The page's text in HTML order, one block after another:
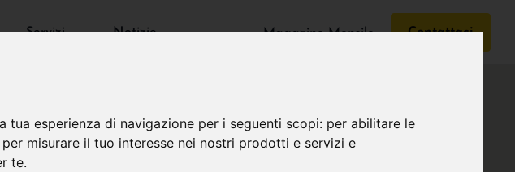
esperienza di navigazione per i seguenti scopi: per abilitare le
per misurare il tuo interesse nei nostri prodotti e servizi e
te.
Servizi Notizie Magazine Mensile Contattaci